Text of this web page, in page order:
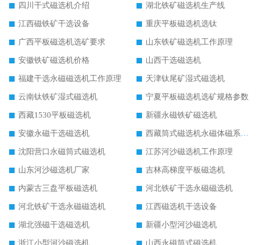
四川干式磁选机介绍
湖北铁矿磁选机生产线
江西磁铁矿干选设备
重庆平板磁选机选钛
广西平板磁选机选矿要求
山东铁矿磁选机工作原理
安徽铁矿磁选机价格
山西干选磁选机
福建干选永磁磁选机工作原理
天津钛尾矿湿式磁选机
云南钛铁矿湿式磁选机
宁夏平板磁选机选矿规格参数
西藏1530平板磁选机
新疆永磁铁矿磁选机
安徽永磁干选磁选机
西藏筒式磁选机永磁体磁系设计
沈阳营口永磁筒式磁选机
江苏河沙磁选机工作原理
山东河沙磁选机厂家
吉林高梯度平板磁选机
内蒙古三盘平板磁选机
河北铁矿干选永磁磁选机
河北铁矿干选永磁磁选机
江西磁选机干选设备
湖北强磁干选磁选机
新疆小型河沙磁选机
浙江小型河沙磁选机
山西永磁筒式磁选机